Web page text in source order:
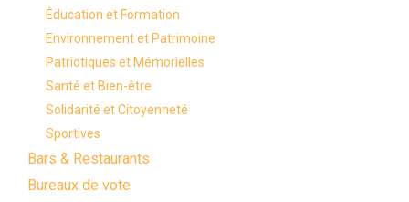
Éducation et Formation
Environnement et Patrimoine
Patriotiques et Mémorielles
Santé et Bien-être
Solidarité et Citoyenneté
Sportives
Bars & Restaurants
Bureaux de vote